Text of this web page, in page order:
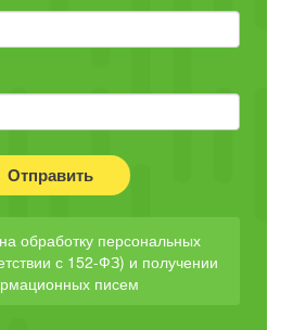
Отправить
обработку персональных
с 152-ФЗ) и получении
писем